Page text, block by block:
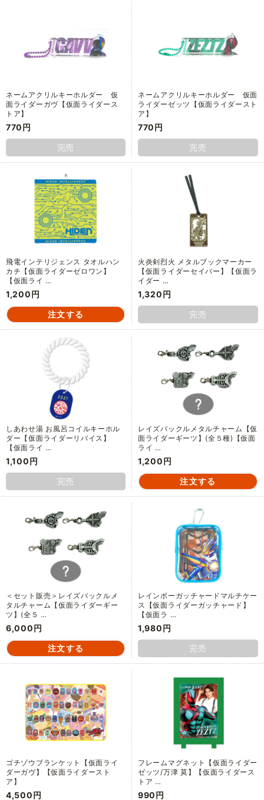
ネームアクリルキーホルダー 仮
面ライダーガヴ【仮面ライダース
トア】
770円
完売
ネームアクリルキーホルダー 仮面
ライダーゼッツ【仮面ライダースト
ア】
770円
完売
飛電インテリジェンス タオルハン
カチ【仮面ライダーゼロワン】
【仮面ライ …
1,200円
火炎剣烈火 メタルブックマーカー
【仮面ライダーセイバー】【仮面ラ
イダー …
1,320円
完売
しあわせ湯 お風呂コイルキーホル
ダー【仮面ライダーリバイス】
【仮面ライ …
1,100円
完売
レイズバックルメタルチャーム【仮
面ライダーギーツ】(全５種)【仮面
ライ …
1,200円
＜セット販売＞レイズバックルメ
タルチャーム【仮面ライダーギー
ツ】(全５ …
6,000円
レインボーガッチャードマルチケー
ス【仮面ライダーガッチャード】
【仮面ラ …
1,980円
完売
ゴチゾウブランケット【仮面ライ
ダーガヴ】【仮面ライダースト
ア】
4,500円
フレームマグネット【仮面ライダー
ゼッツ/万津 莫】【仮面ライダース
トア …
990円